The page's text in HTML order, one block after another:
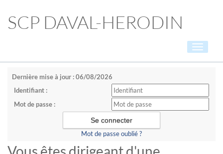
SCP DAVAL-HERODIN
Toggle
Dernière mise à jour : 06/08/2026
Identifiant :
Mot de passe :
Mot de passe oublié ?